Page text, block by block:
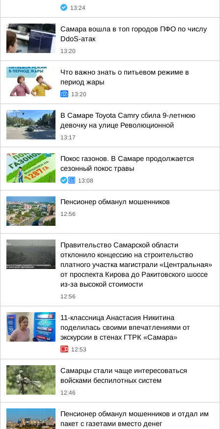
13:24
Самара вошла в топ городов ПФО по числу
DdoS-атак
13:20
Что важно знать о питьевом режиме в
период жары
13:20
В Самаре Toyota Camry сбила 9-летнюю
девочку на улице Революционной
13:17
Покос газонов. В Самаре продолжается
сезонный покос травы
13:08
Пенсионер обманул мошенников
12:56
Правительство Самарской области
отклонило концессию на строительство
платного участка магистрали «Центральная»
от проспекта Кирова до Ракитовского шоссе
из-за высокой стоимости
12:56
11-классница Анастасия Никитина
поделилась своими впечатлениями от
экскурсии в стенах ГТРК «Самара»
12:53
Самарцы стали чаще интересоваться
войсками беспилотных систем
12:46
Пенсионер обманул мошенников и отдал им
пакет с газетами вместо денег